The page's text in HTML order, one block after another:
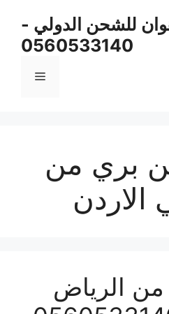
للشحن الدولي -
0560533140
القائمة
بري من
الاردن
الرياض